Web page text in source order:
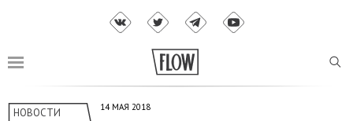
НОВОСТИ 14 МАЯ 2018